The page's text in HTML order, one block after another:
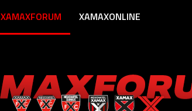
XAMAXFORUM XAMAXONLINE